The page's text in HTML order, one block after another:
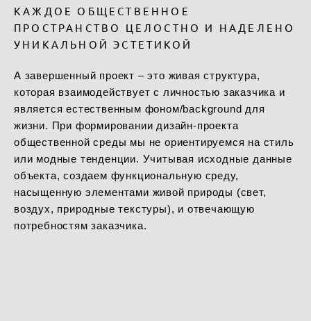
КАЖДОЕ ОБЩЕСТВЕННОЕ
ПРОСТРАНСТВО ЦЕЛОСТНО И НАДЕЛЕНО
УНИКАЛЬНОЙ ЭСТЕТИКОЙ
А завершенный проект – это живая структура,
которая взаимодействует с личностью заказчика и
является естественным фоном/background для
жизни. При формировании дизайн-проекта
общественной среды мы не ориентируемся на стиль
или модные тенденции. Учитывая исходные данные
объекта, создаем функциональную среду,
насыщенную элементами живой природы (свет,
воздух, природные текстуры), и отвечающую
потребностям заказчика.